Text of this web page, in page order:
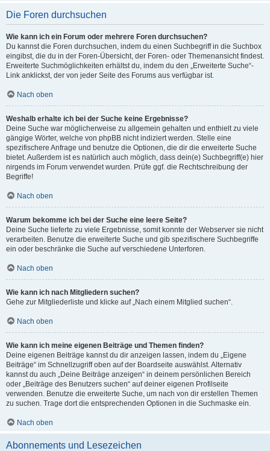
Die Foren durchsuchen
Wie kann ich ein Forum oder mehrere Foren durchsuchen?
Du kannst die Foren durchsuchen, indem du einen Suchbegriff in die Suchbox
eingibst, die du in der Foren-Übersicht, der Foren- oder Themenansicht findest.
Erweiterte Suchmöglichkeiten erhältst du, indem du den „Erweiterte Suche“-
Link anklickst, der von jeder Seite des Forums aus verfügbar ist.
Nach oben
Weshalb erhalte ich bei der Suche keine Ergebnisse?
Deine Suche war möglicherweise zu allgemein gehalten und enthielt zu viele
gängige Wörter, welche von phpBB nicht indiziert werden. Stelle eine
spezifischere Anfrage und benutze die Optionen, die dir die erweiterte Suche
bietet. Außerdem ist es natürlich auch möglich, dass dein(e) Suchbegriff(e) hier
nirgends im Forum verwendet wurden. Prüfe ggf. die Rechtschreibung der
Begriffe!
Nach oben
Warum bekomme ich bei der Suche eine leere Seite?
Deine Suche lieferte zu viele Ergebnisse, somit konnte der Webserver sie nicht
verarbeiten. Benutze die erweiterte Suche und gib spezifischere Suchbegriffe
ein oder beschränke die Suche auf verschiedene Unterforen.
Nach oben
Wie kann ich nach Mitgliedern suchen?
Gehe zur Mitgliederliste und klicke auf „Nach einem Mitglied suchen“.
Nach oben
Wie kann ich meine eigenen Beiträge und Themen finden?
Deine eigenen Beiträge kannst du dir anzeigen lassen, indem du „Eigene
Beiträge“ im Schnellzugriff oben auf der Boardseite auswählst. Alternativ
kannst du auch „Deine Beiträge anzeigen“ in deinem persönlichen Bereich
oder „Beiträge des Benutzers suchen“ auf deiner eigenen Profilseite
verwenden. Benutze die erweiterte Suche, um nach von dir erstellen Themen
zu suchen. Trage dort die entsprechenden Optionen in die Suchmaske ein.
Nach oben
Abonnements und Lesezeichen